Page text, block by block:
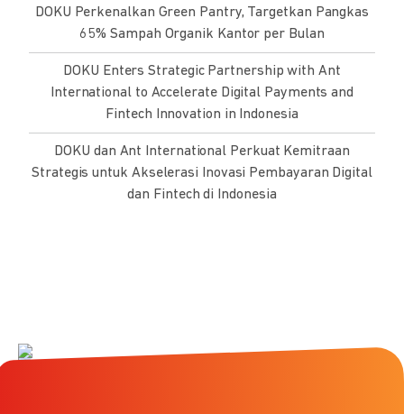
DOKU Perkenalkan Green Pantry, Targetkan Pangkas
65% Sampah Organik Kantor per Bulan
DOKU Enters Strategic Partnership with Ant
International to Accelerate Digital Payments and
Fintech Innovation in Indonesia
DOKU dan Ant International Perkuat Kemitraan
Strategis untuk Akselerasi Inovasi Pembayaran Digital
dan Fintech di Indonesia